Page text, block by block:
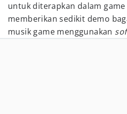
untuk diterapkan dalam
memberikan sedikit demo
musik game menggunakan